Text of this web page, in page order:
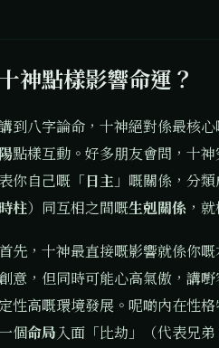
神點樣影響命運？
到八字論命，十神絕對係最核
點樣互動。好多朋友會問，十
表你自己嘅「日主 」嘅關係，分
時柱）同互相之間嘅生剋關係 ，
首先，十神最直接嘅影響就係你
意，但同時可能心高氣傲，講
定性高嘅環境發展。呢啲內在性
一個命局入面「比劫」（代表兄